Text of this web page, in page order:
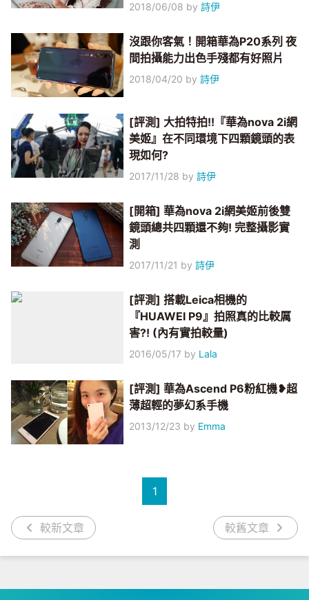
2018/06/08 by詩伊
沒跟你客氣！開箱華為P20系列 夜
間拍攝能力出色手殘都有好照片
2018/04/20 by詩伊
[評測] 大拍特拍!!『華為nova 2i網
美姬』在不同環境下四顆鏡頭的表
現如何?
2017/11/28 by詩伊
[開箱] 華為nova 2i網美姬前後雙
鏡頭總共四顆還不夠! 完整攝影實
測
2017/11/21 by詩伊
[評測] 搭載Leica相機的
『HUAWEI P9』拍照真的比較厲
害?! (內有實拍較量)
2016/05/17 by Lala
[評測] 華為Ascend P6粉紅機❥超
薄超輕的夢幻系手機
2013/12/23 by Emma
較新文章
1
較舊文章